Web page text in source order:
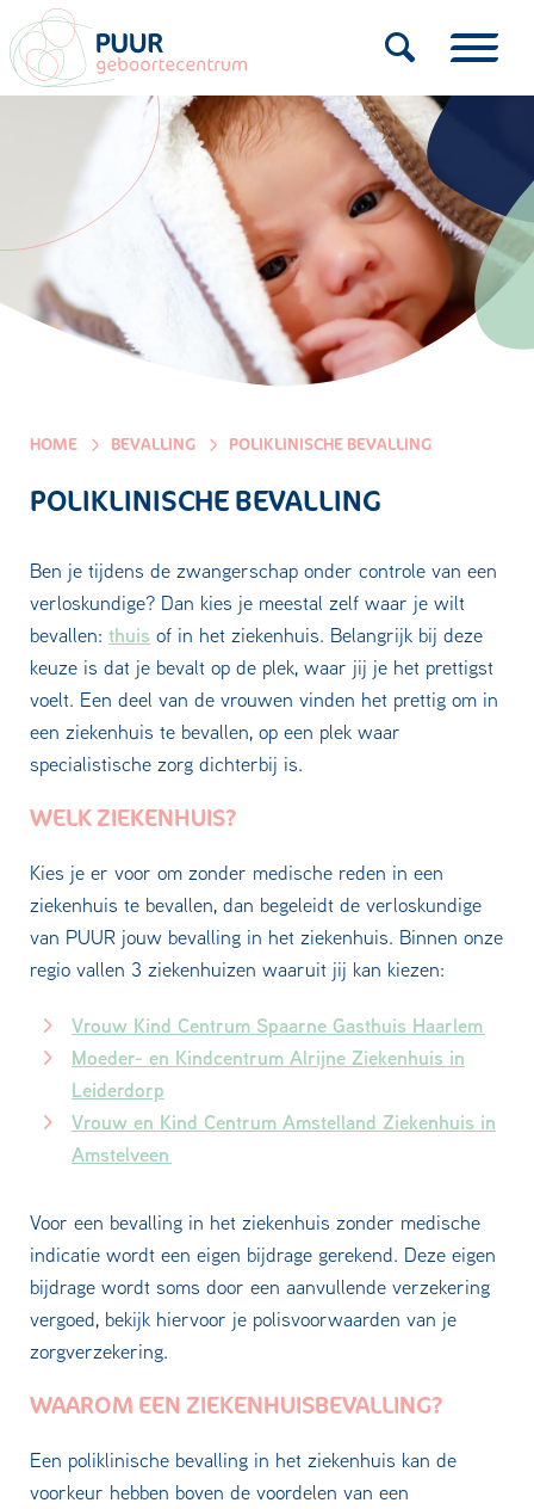
HOME BEVALLING POLIKLINISCHE BEVALLING
POLIKLINISCHE BEVALLING
Ben je tijdens de zwangerschap onder controle van een
verloskundige? Dan kies je meestal zelf waar je wilt
bevallen: thuis of in het ziekenhuis. Belangrijk bij deze
keuze is dat je bevalt op de plek, waar jij je het prettigst
voelt. Een deel van de vrouwen vinden het prettig om in
een ziekenhuis te bevallen, op een plek waar
specialistische zorg dichterbij is.
WELK ZIEKENHUIS?
Kies je er voor om zonder medische reden in een
ziekenhuis te bevallen, dan begeleidt de verloskundige
van PUUR jouw bevalling in het ziekenhuis. Binnen onze
regio vallen 3 ziekenhuizen waaruit jij kan kiezen:
Vrouw Kind Centrum Spaarne Gasthuis Haarlem
Moeder- en Kindcentrum Alrijne Ziekenhuis in
Leiderdorp
Vrouw en Kind Centrum Amstelland Ziekenhuis in
Amstelveen
Voor een bevalling in het ziekenhuis zonder medische
indicatie wordt een eigen bijdrage gerekend. Deze eigen
bijdrage wordt soms door een aanvullende verzekering
vergoed, bekijk hiervoor je polisvoorwaarden van je
zorgverzekering.
WAAROM EEN ZIEKENHUISBEVALLING?
Een poliklinische bevalling in het ziekenhuis kan de
voorkeur hebben boven de voordelen van een